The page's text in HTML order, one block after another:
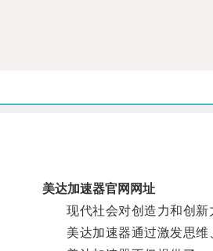
美达加速器官网网址
现代社会对创造力和创新力
美达加速器通过激发思维